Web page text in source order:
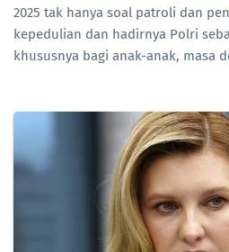
2025 tak hanya soal patroli dan
kepedulian dan hadirnya Polri
khususnya bagi anak-anak, masa